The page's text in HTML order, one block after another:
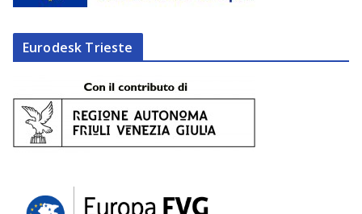
Eurodesk Trieste